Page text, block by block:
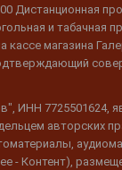
Дистанционная
и табачная
кассе магазина
ИНН 7725501624,
авторских
- Контент),